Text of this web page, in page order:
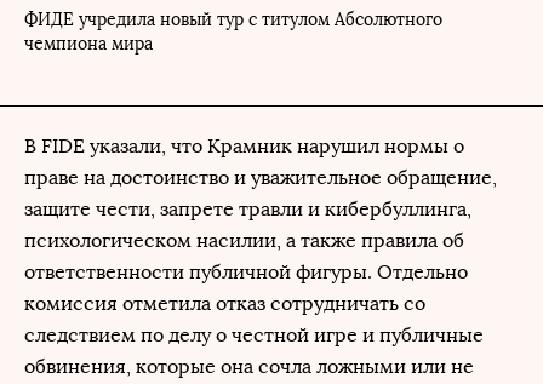
ФИДЕ учредила новый тур с титулом Абсолютного
чемпиона мира
В FIDE указали, что Крамник нарушил нормы о
праве на достоинство и уважительное обращение,
защите чести, запрете травли и кибербуллинга,
психологическом насилии, а также правила об
ответственности публичной фигуры. Отдельно
комиссия отметила отказ сотрудничать со
следствием по делу о честной игре и публичные
обвинения, которые она сочла ложными или не